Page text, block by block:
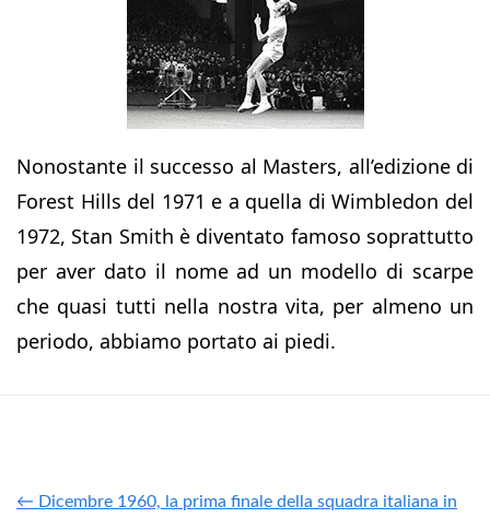
Nonostante il successo al Masters, all’edizione di
Forest Hills del 1971 e a quella di Wimbledon del
1972, Stan Smith è diventato famoso soprattutto
per aver dato il nome ad un modello di scarpe
che quasi tutti nella nostra vita, per almeno un
periodo, abbiamo portato ai piedi.
← Dicembre 1960, la prima finale della squadra italiana in